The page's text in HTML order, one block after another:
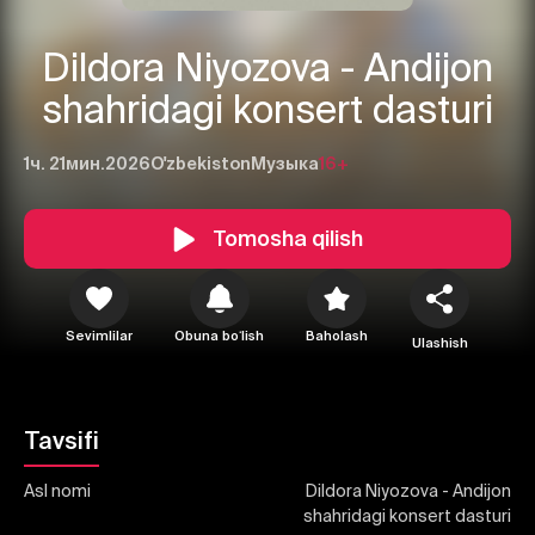
Dildora Niyozova - Andijon
shahridagi konsert dasturi
1ч. 21мин.2026O'zbekiston Музыка16+
Tomosha qilish
Sevimlilar Obuna boʻlish Baholash Ulashish
Tavsifi
Asl nomi
Dildora Niyozova - Andijon
shahridagi konsert dasturi
1 2
Yuborish
Bekor qilish Tizimga kirish